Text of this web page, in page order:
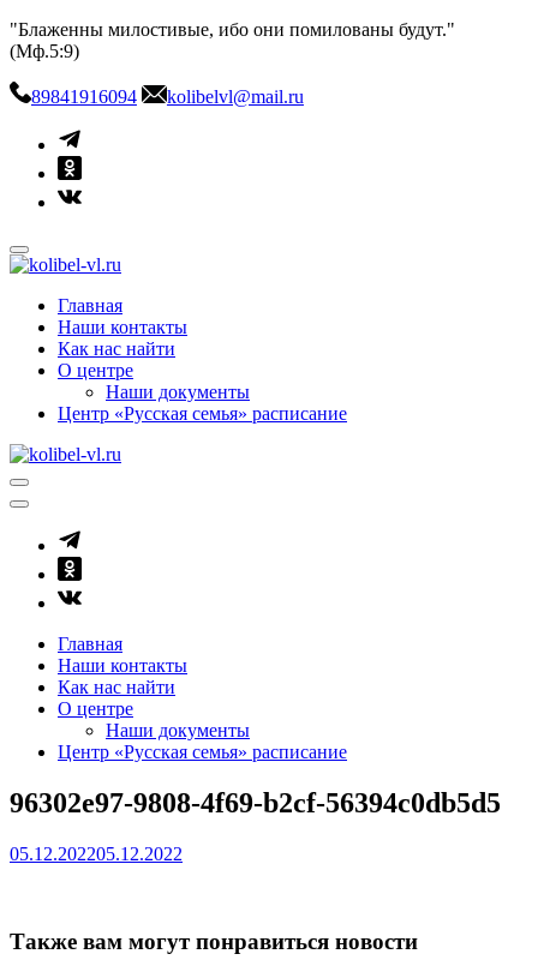
Skip
to
"Блаженны милостивые, ибо они помилованы будут."
(Мф.5:9)
89841916094 kolibelvl@mail.ru
kolibel-vl.ru
Центр защиты семьи, материнства и детства
Главная
Наши контакты
Как нас найти
О центре
Наши документы
Центр «Русская семья» расписание
Главная
Наши контакты
Как нас найти
О центре
Наши документы
Центр «Русская семья» расписание
96302e97-9808-4f69-b2cf-56394c0db5d5
05.12.202205.12.2022
Также вам могут понравиться новости